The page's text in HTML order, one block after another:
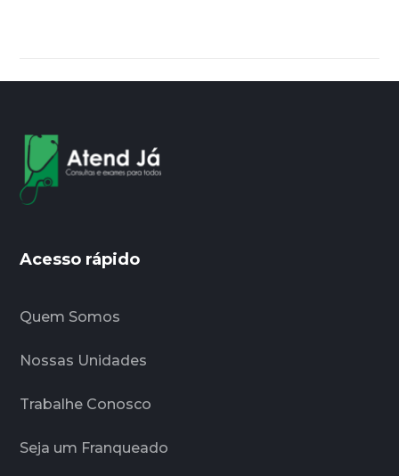
Acesso rápido
Quem Somos
Nossas Unidades
Trabalhe Conosco
Seja um Franqueado